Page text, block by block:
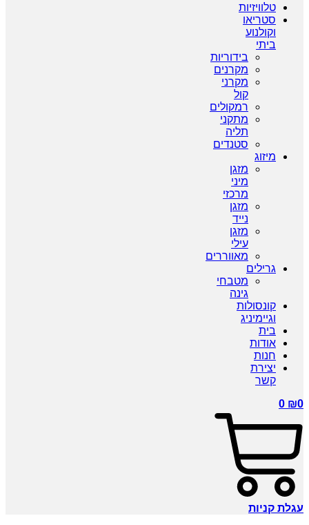
טלוויזיות
סטריאו
וקולנוע
ביתי
בידוריות
מקרנים
מקרני
קול
רמקולים
מתקני
תליה
סטנדים
מיזוג
מזגן
מיני
מרכזי
מזגן
נייד
מזגן
עילי
מאווררים
גרילים
מטבחי
גינה
קונסולות
וגיימיניג
בית
אודות
חנות
יצירת
קשר
₪0
0
עגלת קניות